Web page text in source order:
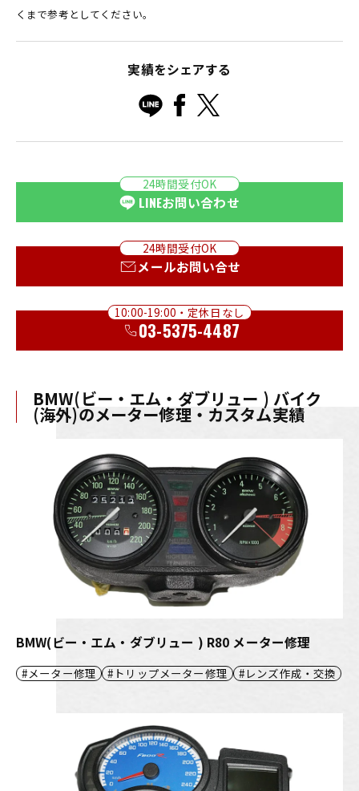
くまで参考としてください。
実績をシェアする
24時間受付OK
LINEお問い合わせ
24時間受付OK
メールお問い合せ
10:00-19:00・定休日なし
03-5375-4487
BMW(ビー・エム・ダブリュー ) バイク
(海外)のメーター修理・カスタム実績
BMW(ビー・エム・ダブリュー ) R80 メーター修理
メーター修理 トリップメーター修理 レンズ作成・交換